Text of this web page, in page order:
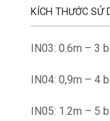
KÍCH THƯỚC SỬ
IN03: 0.6m – 3
IN04: 0,9m – 4
IN05: 1.2m – 5